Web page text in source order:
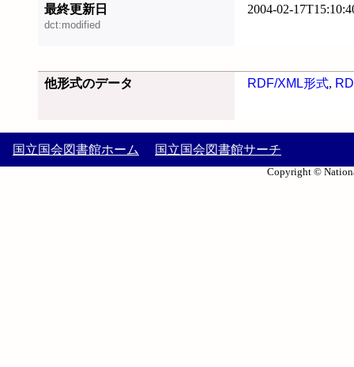
最終更新日
dct:modified
2004-02-
他形式のデータ RDF/XML形式,
国立国会図書館ホーム 国立国会図書館サーチ
Copyright ©